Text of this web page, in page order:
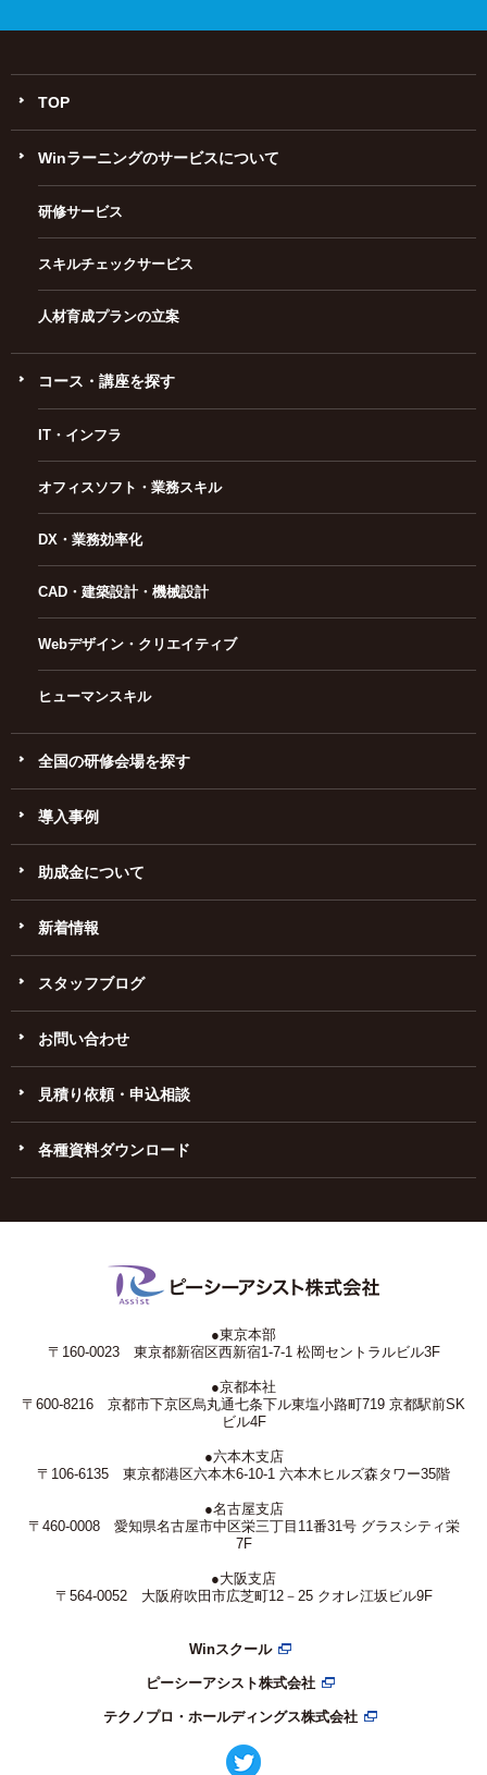
TOP
Winラーニングのサービスについて
研修サービス
スキルチェックサービス
人材育成プランの立案
コース・講座を探す
IT・インフラ
オフィスソフト・業務スキル
DX・業務効率化
CAD・建築設計・機械設計
Webデザイン・クリエイティブ
ヒューマンスキル
全国の研修会場を探す
導入事例
助成金について
新着情報
スタッフブログ
お問い合わせ
見積り依頼・申込相談
各種資料ダウンロード
●東京本部
〒160-0023 東京都新宿区西新宿1-7-1 松岡セントラルビル3F
●京都本社
〒600-8216 京都市下京区烏丸通七条下ル東塩小路町719 京都駅前SK
ビル4F
●六本木支店
〒106-6135 東京都港区六本木6-10-1 六本木ヒルズ森タワー35階
●名古屋支店
〒460-0008 愛知県名古屋市中区栄三丁目11番31号 グラスシティ栄
7F
●大阪支店
〒564-0052 大阪府吹田市広芝町12－25 クオレ江坂ビル9F
Winスクール
ピーシーアシスト株式会社
テクノプロ・ホールディングス株式会社